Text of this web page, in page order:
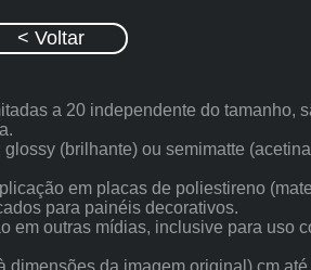
< Voltar
a 20 independente do tamanho,
(brilhante) ou semimatte
em placas de poliestireno
para painéis decorativos.
em outras mídias, inclusive para uso
da imagem original) cm